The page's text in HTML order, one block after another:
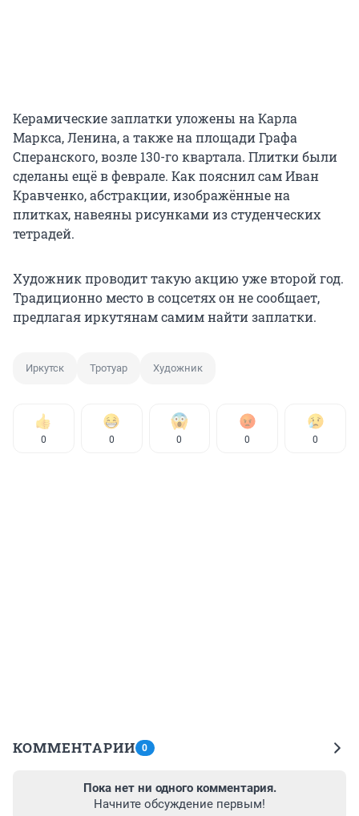
Керамические заплатки уложены на Карла
Маркса, Ленина, а также на площади Графа
Сперанского, возле 130-го квартала. Плитки были
сделаны ещё в феврале. Как пояснил сам Иван
Кравченко, абстракции, изображённые на
плитках, навеяны рисунками из студенческих
тетрадей.
Художник проводит такую акцию уже второй год.
Традиционно место в соцсетях он не сообщает,
предлагая иркутянам самим найти заплатки.
Иркутск Тротуар Художник
0 0 0 0 0
КОММЕНТАРИИ 0
Пока нет ни одного комментария.
Начните обсуждение первым!